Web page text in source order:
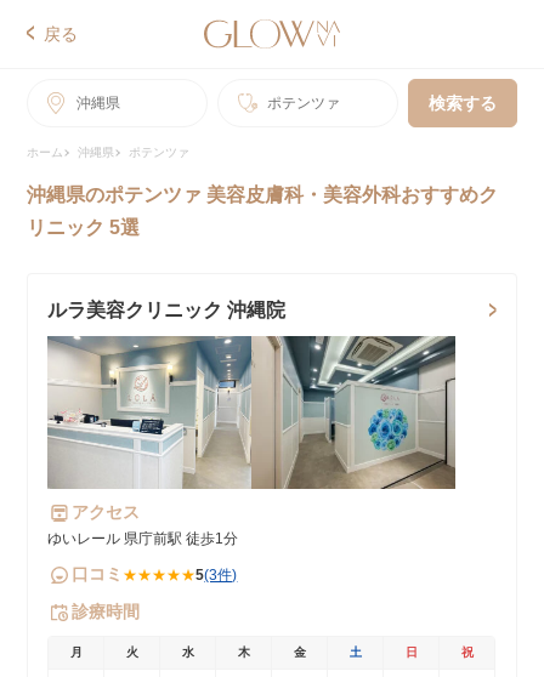
戻る
沖縄県 ポテンツァ 検索する
ホーム 沖縄県 ポテンツァ
沖縄県のポテンツァ 美容皮膚科・美容外科おすすめク
リニック 5選
ルラ美容クリニック 沖縄院
アクセス
ゆいレール 県庁前駅 徒歩1分
口コミ ★★★★★5(3件)
診療時間
月 火 水 木 金 土 日 祝